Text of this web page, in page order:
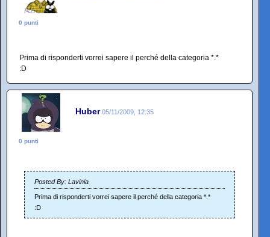
0 punti
Prima di risponderti vorrei sapere il perché della categoria *.*
:D
Huber 05/11/2009, 12:35
0 punti
Posted By: Lavinia
Prima di risponderti vorrei sapere il perché della categoria *.*
:D